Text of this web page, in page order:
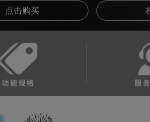
点击购买